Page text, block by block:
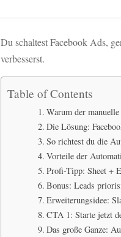
Du schaltest Facebook Ads,
verbesserst.
Table of Contents
Warum der
Die Lösung:
So richtest du die
Vorteile der
Profi-Tipp: Sheet +
Bonus: Leads
Erweiterungsidee:
CTA 1: Starte jetzt
Das große Ganze: